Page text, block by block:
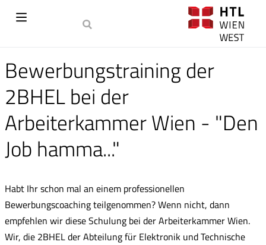
Bewerbungstraining der
2BHEL bei der
Arbeiterkammer Wien - "Den
Job hamma..."
Habt Ihr schon mal an einem professionellen
Bewerbungscoaching teilgenommen? Wenn nicht, dann
empfehlen wir diese Schulung bei der Arbeiterkammer Wien.
Wir, die 2BHEL der Abteilung für Elektronik und Technische